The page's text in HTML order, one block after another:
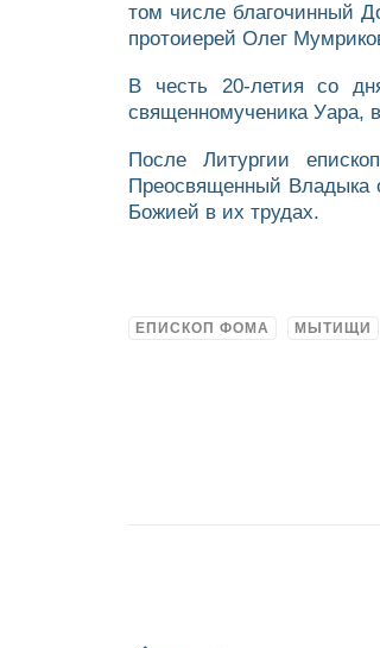
том числе благочинный
протоиерей Олег
В честь 20-летия со
священномученика Уара,
После Литургии
Преосвященный Владыка
Божией в их трудах.
ЕПИСКОП ФОМА МЫТИЩИ